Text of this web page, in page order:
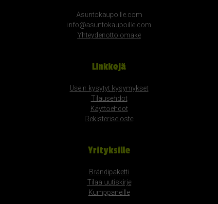
Asuntokaupoille.com
info@asuntokaupoille.com
Yhteydenottolomake
Linkkejä
Usein kysytyt kysymykset
Tilausehdot
Käyttöehdot
Rekisteriseloste
Yrityksille
Brändipaketti
Tilaa uutiskirje
Kumppaneille